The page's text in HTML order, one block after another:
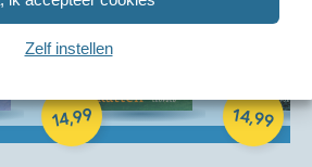
Zelf instellen
14,99
Hardcover
14,99
Hardcover